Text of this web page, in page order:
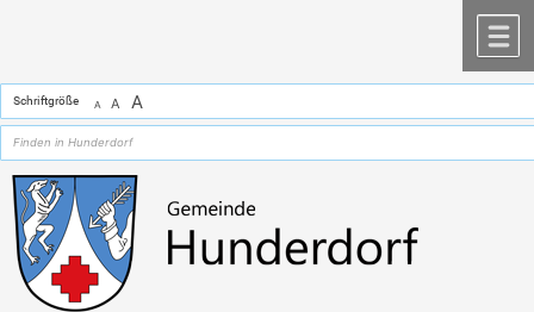
Schriftgröße A A A